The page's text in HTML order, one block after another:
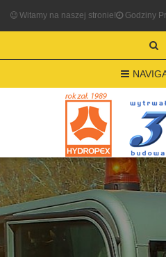
Witamy na naszej stronie! Godziny